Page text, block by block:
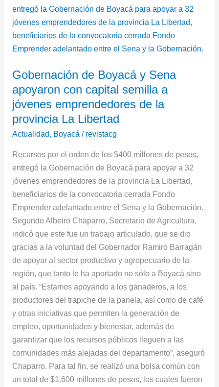
Gobernación de Boyacá y Sena
apoyaron con capital semilla a
jóvenes emprendedores de la
provincia La Libertad
Actualidad, Boyacá / revistacg
Recursos por el orden de los $400 millones de pesos,
entregó la Gobernación de Boyacá para apoyar a 32
jóvenes emprendedores de la provincia La Libertad,
beneficiarios de la convocatoria cerrada Fondo
Emprender adelantado entre el Sena y la Gobernación.
Segundo Albeiro Chaparro, Secretario de Agricultura,
indicó que este fue un trabajo articulado, que se dio
gracias a la voluntad del Gobernador Ramiro Barragán
de apoyar al sector productivo y agropecuario de la
región, que tanto le ha aportado no sólo a Boyacá sino
al país. “Estamos apoyando a los ganaderos, a los
productores del trapiche de la panela, así como de café
y otras iniciativas que permiten la generación de
empleo, oportunidades y bienestar, además de
garantizar que los recursos públicos lleguen a las
comunidades más alejadas del departamento”, aseguró
Chaparro. Para tal fin, se realizó una bolsa común con
un total de $1.600 millones de pesos, los cuales fueron
de
Boyacá
y
Sena
con
capital
semilla
jóvenes
emprendedores
de
la
provincia
La
Libertad